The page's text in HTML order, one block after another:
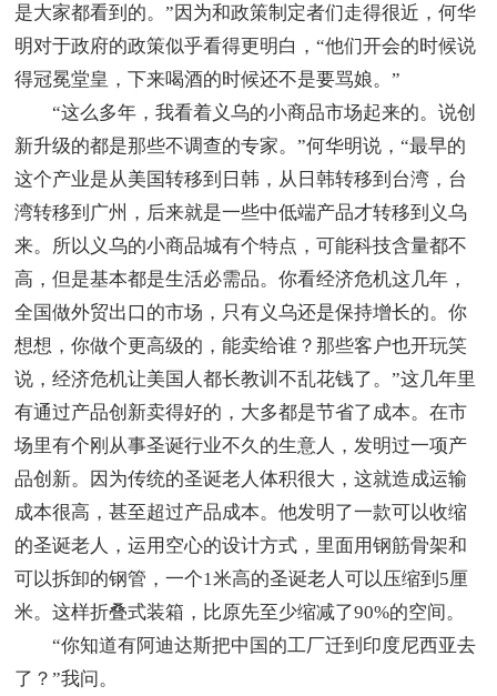
是大家都看到的。”因为和政策制定者们走得很近，何华
明对于政府的政策似乎看得更明白，“他们开会的时候说
得冠冕堂皇，下来喝酒的时候还不是要骂娘。”
“这么多年，我看着义乌的小商品市场起来的。说创
新升级的都是那些不调查的专家。”何华明说，“最早的
这个产业是从美国转移到日韩，从日韩转移到台湾，台
湾转移到广州，后来就是一些中低端产品才转移到义乌
来。所以义乌的小商品城有个特点，可能科技含量都不
高，但是基本都是生活必需品。你看经济危机这几年，
全国做外贸出口的市场，只有义乌还是保持增长的。你
想想，你做个更高级的，能卖给谁？那些客户也开玩笑
说，经济危机让美国人都长教训不乱花钱了。”这几年里
有通过产品创新卖得好的，大多都是节省了成本。在市
场里有个刚从事圣诞行业不久的生意人，发明过一项产
品创新。因为传统的圣诞老人体积很大，这就造成运输
成本很高，甚至超过产品成本。他发明了一款可以收缩
的圣诞老人，运用空心的设计方式，里面用钢筋骨架和
可以拆卸的钢管，一个1米高的圣诞老人可以压缩到5厘
米。这样折叠式装箱，比原先至少缩减了90%的空间。
“你知道有阿迪达斯把中国的工厂迁到印度尼西亚去
了？”我问。